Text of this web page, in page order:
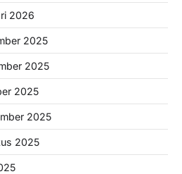
2026
2025
2025
2025
2025
2025